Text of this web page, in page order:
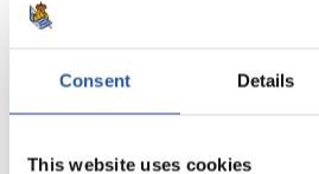
Consent Details
This website uses cookies